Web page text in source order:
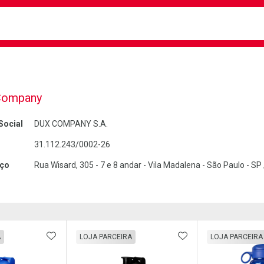
DUX COMPANY S.A.
31.112.243/0002-26
Rua Wisard, 305 - 7 e 8 andar - Vila Madalena - São Paulo -
ADICIONAR AOS FAVORITOS
LOJA PARCEIRA ADICIONAR AOS
LOJA PARCEIRA